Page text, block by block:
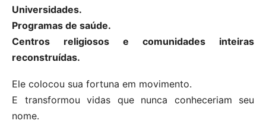
Universidades.
Programas de saúde.
Centros religiosos e comunidades inteiras
reconstruídas.
Ele colocou sua fortuna em movimento.
E transformou vidas que nunca conheceriam seu
nome.